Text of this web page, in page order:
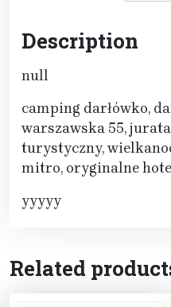
Description
null
camping darłówko,
warszawska 55,
turystyczny,
mitro, oryginalne
yyyyy
Related